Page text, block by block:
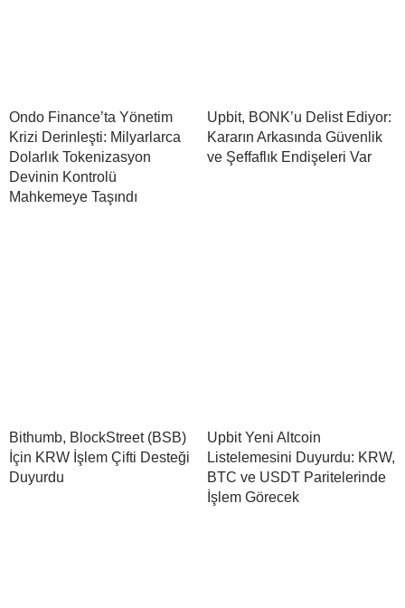
Ondo Finance’ta Yönetim
Krizi Derinleşti: Milyarlarca
Dolarlık Tokenizasyon
Devinin Kontrolü
Mahkemeye Taşındı
Upbit, BONK’u Delist Ediyor:
Kararın Arkasında Güvenlik
ve Şeffaflık Endişeleri Var
Bithumb, BlockStreet (BSB)
İçin KRW İşlem Çifti Desteği
Duyurdu
Upbit Yeni Altcoin
Listelemesini Duyurdu: KRW,
BTC ve USDT Paritelerinde
İşlem Görecek